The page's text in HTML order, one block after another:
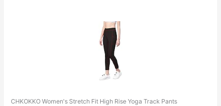
CHKOKKO Women's Stretch Fit High Rise Yoga Track Pants